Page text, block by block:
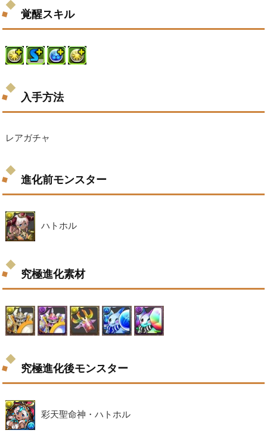
覚醒スキル
入手方法
レアガチャ
進化前モンスター
ハトホル
究極進化素材
究極進化後モンスター
彩天聖命神・ハトホル